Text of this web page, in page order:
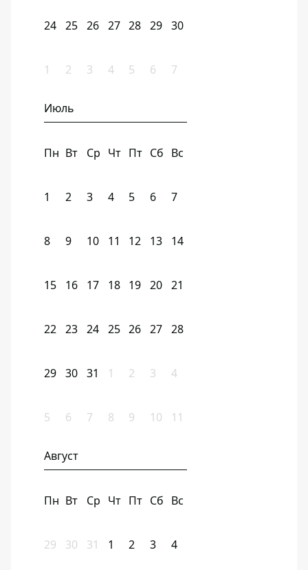
24 25 26 27 28 29 30
1 2 3 4 5 6 7
Июль
Пн Вт Ср Чт Пт Сб Вс
1 2 3 4 5 6 7
8 9 10 11 12 13 14
15 16 17 18 19 20 21
22 23 24 25 26 27 28
29 30 31 1 2 3 4
5 6 7 8 9 10 11
Август
Пн Вт Ср Чт Пт Сб Вс
29 30 31 1 2 3 4